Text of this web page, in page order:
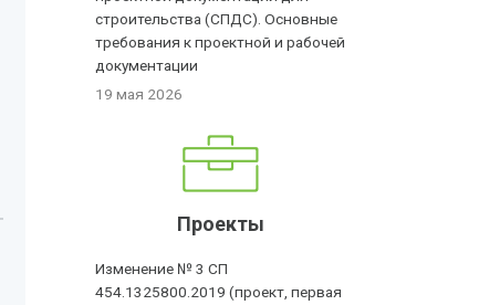
строительства (СПДС). Основные
требования к проектной и рабочей
документации
19 мая 2026
Проекты
Изменение № 3 СП
454.1325800.2019 (проект, первая